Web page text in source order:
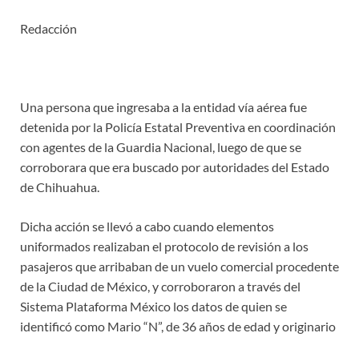
Redacción
Una persona que ingresaba a la entidad vía aérea fue
detenida por la Policía Estatal Preventiva en coordinación
con agentes de la Guardia Nacional, luego de que se
corroborara que era buscado por autoridades del Estado
de Chihuahua.
Dicha acción se llevó a cabo cuando elementos
uniformados realizaban el protocolo de revisión a los
pasajeros que arribaban de un vuelo comercial procedente
de la Ciudad de México, y corroboraron a través del
Sistema Plataforma México los datos de quien se
identificó como Mario “N”, de 36 años de edad y originario